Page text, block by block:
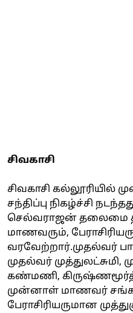
சிவகாசி
சிவகாசி
சந்திப்பு நிகழ்ச்சி
செல்வராஜன் தலைமை
மாணவரும்,
வரவேற்றார்.முதல்வர்
முதல்வர்
கண்மணி,
முன்னாள் மாணவர் சங்க
பேராசிரியருமான